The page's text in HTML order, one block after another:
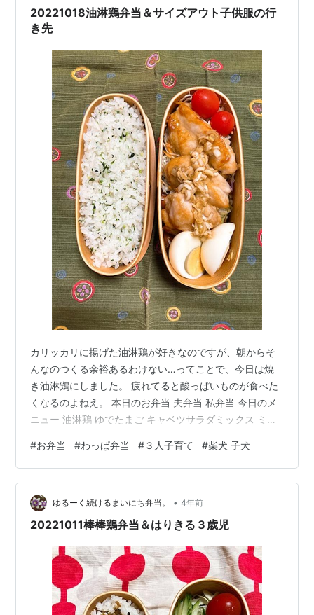
苦労しました。ブリーダーさんから譲っていただいた当
日、我が 家に到着してキャリーケ…
20221018油淋鶏弁当＆サイズアウト子供服の行
き先
カリッカリに揚げた油淋鶏が好きなのですが、朝からそ
んなのつくる余裕あるわけない…ってことで、今日は焼
き油淋鶏にしました。 疲れてると酸っぱいものが食べた
くなるのよねえ。 本日のお弁当 夫弁当 私弁当 今日のメ
ニュー 油淋鶏 ゆでたまご キャベツサラダミックス ミニ
鶏もも肉に醤油、酒、おろし生姜で下味付けて片栗粉ま
ぶしてフライパンで焼きました。 タレはいつも黒酢なの
ですが、前回米酢使ってみたら物足りなかったのでやっ
ぱり黒酢に戻りましたw mainichibento.hatenablog.jp 今
朝の調理は、以上です。 ゆでたまごは昨夜ゆでるだ…
#お弁当 #わっぱ弁当 #３人子育て #柴犬 子犬
ゆるーく続けるまいにち弁当。 • 4年前
20221011棒棒鶏弁当＆はりきる３歳児